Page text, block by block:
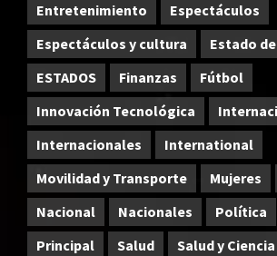
Entretenimiento
Espectáculos
Espectáculos y cultura
Estado
ESTADOS
Finanzas
Fútbol
Innovación Tecnológica
Internacionales
International
Movilidad y Transporte
Mujeres
Nacional
Nacionales Política
Principal
Salud Salud y Ciencia